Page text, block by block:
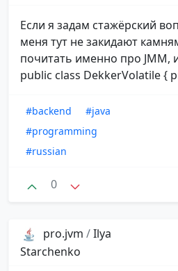
Если я задам стажёрский
меня тут не закидают
почитать именно про JMM,
public class DekkerVolatile {
#backend
#java
#programming
#russian
0
pro.jvm /Ilya
Starchenko